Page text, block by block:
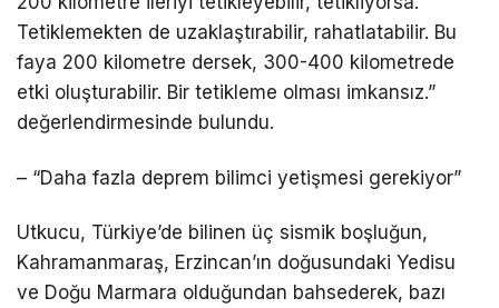
Tetiklemekten de uzaklaştırabilir, rahatlatabilir. Bu
faya 200 kilometre dersek, 300-400 kilometrede
etki oluşturabilir. Bir tetikleme olması imkansız.”
değerlendirmesinde bulundu.
– “Daha fazla deprem bilimci yetişmesi gerekiyor”
Utkucu, Türkiye’de bilinen üç sismik boşluğun,
Kahramanmaraş, Erzincan’ın doğusundaki Yedisu
ve Doğu Marmara olduğundan bahsederek, bazı